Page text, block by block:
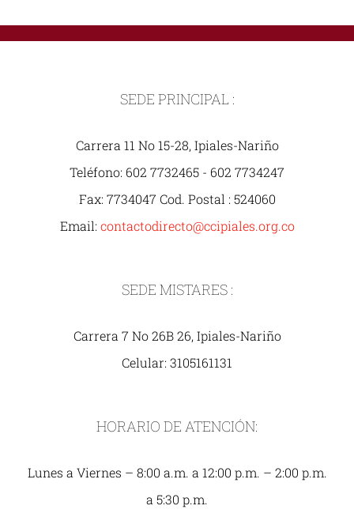
SEDE PRINCIPAL :
Carrera 11 No 15-28, Ipiales-Nariño
Teléfono: 602 7732465 - 602 7734247
Fax: 7734047 Cod. Postal : 524060
Email: contactodirecto@ccipiales.org.co
SEDE MISTARES :
Carrera 7 No 26B 26, Ipiales-Nariño
Celular: 3105161131
HORARIO DE ATENCIÓN:
Lunes a Viernes – 8:00 a.m. a 12:00 p.m. – 2:00 p.m.
a 5:30 p.m.